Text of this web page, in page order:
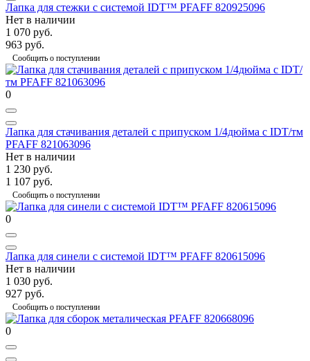
Лапка для стежки с системой IDT™ PFAFF 820925096
Нет в наличии
1 070 руб.
963 руб.
Сообщить о поступлении
0
Лапка для стачивания деталей с припуском 1/4дюйма с IDT/тм
PFAFF 821063096
Нет в наличии
1 230 руб.
1 107 руб.
Сообщить о поступлении
0
Лапка для синели с системой IDT™ PFAFF 820615096
Нет в наличии
1 030 руб.
927 руб.
Сообщить о поступлении
0